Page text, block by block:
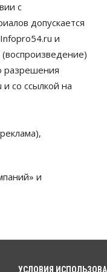
с
допускается
и
разрешения
со ссылкой на
и
УСЛОВИЯ